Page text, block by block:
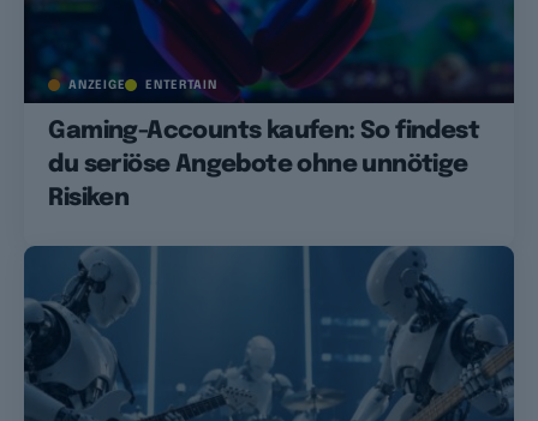
ANZEIGE ENTERTAIN
Gaming-Accounts kaufen: So findest
du seriöse Angebote ohne unnötige
Risiken